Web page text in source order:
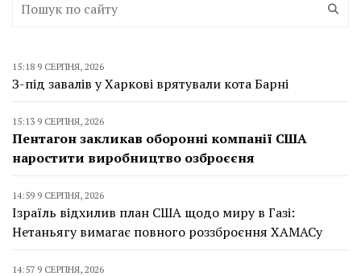
15:18 9 СЕРПНЯ, 2026
З-під завалів у Харкові врятували кота Барні
15:13 9 СЕРПНЯ, 2026
Пентагон закликав оборонні компанії США
наростити виробництво озброєєня
14:59 9 СЕРПНЯ, 2026
Ізраїль відхилив план США щодо миру в Газі:
Нетаньягу вимагає повного роззброєння ХАМАСу
14:57 9 СЕРПНЯ, 2026